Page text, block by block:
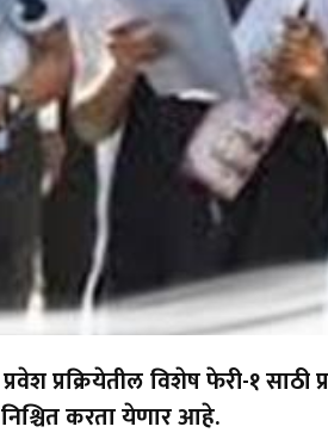
प्रक्रियेतील विशेष फेरी-१ साठी
करता येणार आहे.